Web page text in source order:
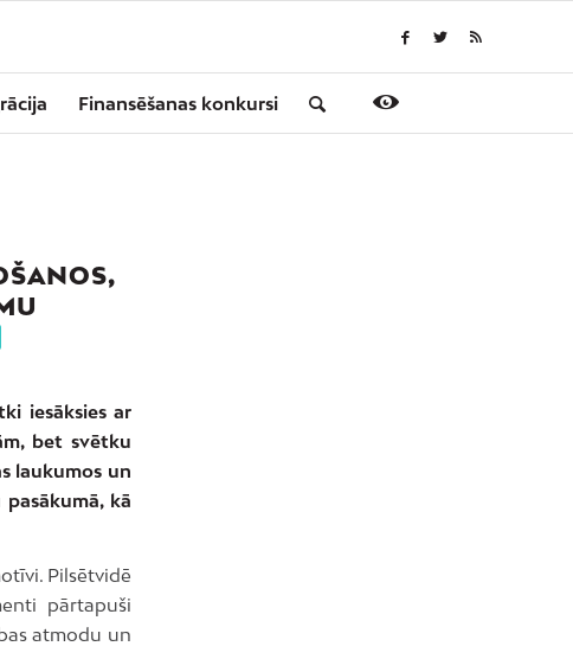
Finansēšanas konkursi
iesāksies ar
bet svētku
laukumos un
kā
Pilsētvidē
pārtapuši
atmodu un